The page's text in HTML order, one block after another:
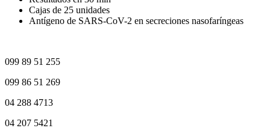
Cajas de 25 unidades
Antígeno de SARS-CoV-2 en secreciones nasofaríngeas
099 89 51 255
099 86 51 269
04 288 4713
04 207 5421